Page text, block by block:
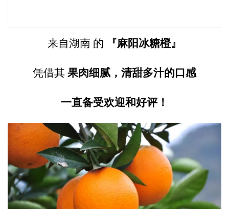
来自湖南 的 『麻阳冰糖橙』
凭借其 果肉细腻，清甜多汁的口感
一直备受欢迎和好评！